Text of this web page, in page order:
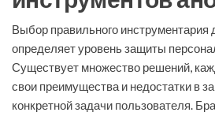
Выбор правильного инструментария
определяет уровень защиты
Существует множество решений,
свои преимущества и недостатки в
конкретной задачи пользователя.